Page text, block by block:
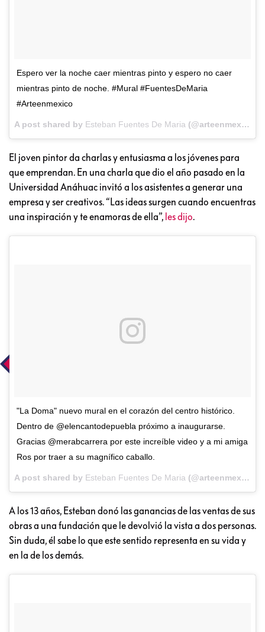
Espero ver la noche caer mientras pinto y espero no caer
mientras pinto de noche. #Mural #FuentesDeMaria
#Arteenmexico
A post shared by Esteban Fuentes De Maria (@arteenmexico) on
El joven pintor da charlas y entusiasma a los jóvenes para
que emprendan. En una charla que dio el año pasado en la
Universidad Anáhuac invitó a los asistentes a generar una
empresa y ser creativos. “Las ideas surgen cuando encuentras
una inspiración y te enamoras de ella”, les dijo
"La Doma" nuevo mural en el corazón del centro histórico.
Dentro de @elencantodepuebla próximo a inaugurarse.
Gracias @merabcarrera por este increíble video y a mi amiga
Ros por traer a su magnífico caballo.
A post shared by Esteban Fuentes De Maria (@arteenmexico) on
A los 13 años, Esteban donó las ganancias de las ventas de sus
obras a una fundación que le devolvió la vista a dos personas.
Sin duda, él sabe lo que este sentido representa en su vida y
en la de los demás.